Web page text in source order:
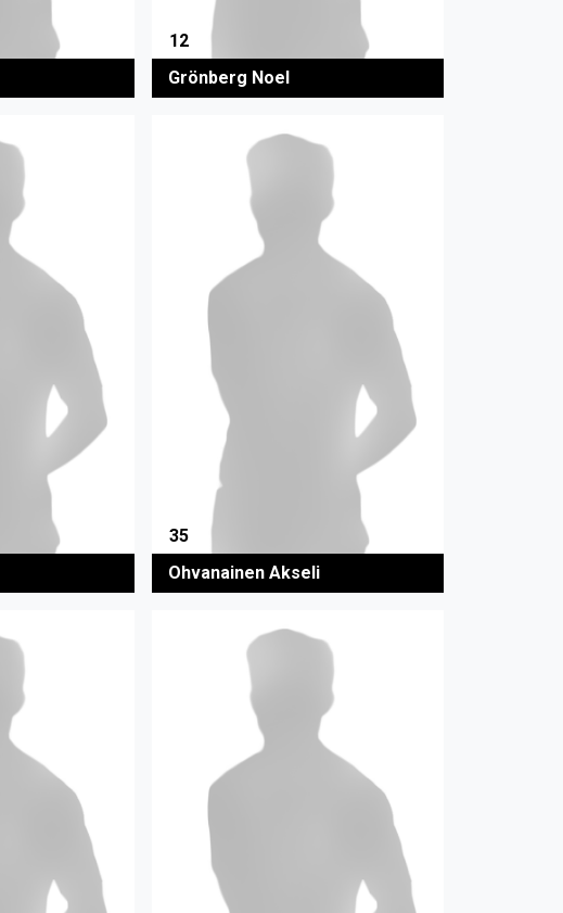
12
Grönberg Noel
35
Ohvanainen Akseli